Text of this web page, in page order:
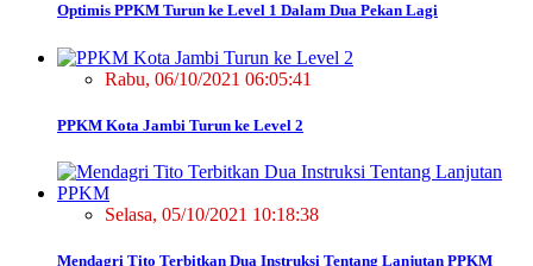
Optimis PPKM Turun ke Level 1 Dalam Dua Pekan Lagi
Rabu, 06/10/2021 06:05:41
PPKM Kota Jambi Turun ke Level 2
Selasa, 05/10/2021 10:18:38
Mendagri Tito Terbitkan Dua Instruksi Tentang Lanjutan PPKM